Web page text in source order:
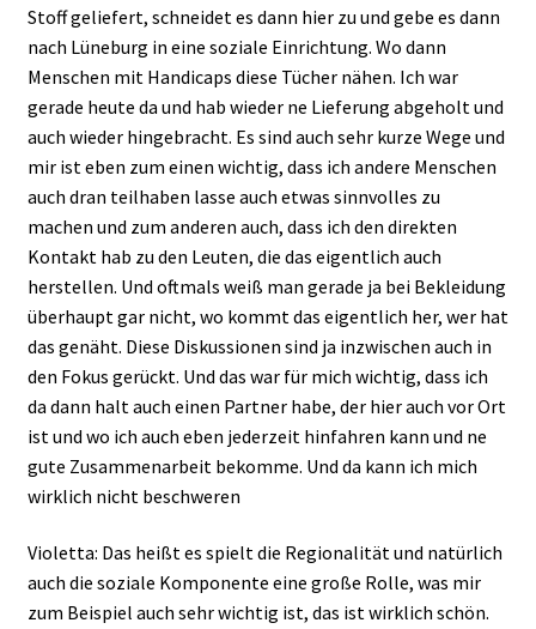
Stoff geliefert, schneidet es dann hier zu und gebe es dann
nach Lüneburg in eine soziale Einrichtung. Wo dann
Menschen mit Handicaps diese Tücher nähen. Ich war
gerade heute da und hab wieder ne Lieferung abgeholt und
auch wieder hingebracht. Es sind auch sehr kurze Wege und
mir ist eben zum einen wichtig, dass ich andere Menschen
auch dran teilhaben lasse auch etwas sinnvolles zu
machen und zum anderen auch, dass ich den direkten
Kontakt hab zu den Leuten, die das eigentlich auch
herstellen. Und oftmals weiß man gerade ja bei Bekleidung
überhaupt gar nicht, wo kommt das eigentlich her, wer hat
das genäht. Diese Diskussionen sind ja inzwischen auch in
den Fokus gerückt. Und das war für mich wichtig, dass ich
da dann halt auch einen Partner habe, der hier auch vor Ort
ist und wo ich auch eben jederzeit hinfahren kann und ne
gute Zusammenarbeit bekomme. Und da kann ich mich
wirklich nicht beschweren
Violetta: Das heißt es spielt die Regionalität und natürlich
auch die soziale Komponente eine große Rolle, was mir
zum Beispiel auch sehr wichtig ist, das ist wirklich schön.